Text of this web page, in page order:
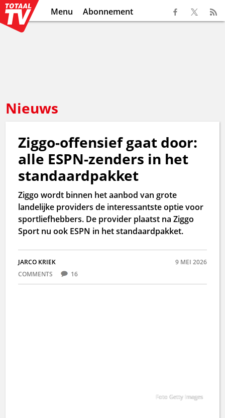
Menu Abonnement
Nieuws
Ziggo-offensief gaat door:
alle ESPN-zenders in het
standaardpakket
Ziggo wordt binnen het aanbod van grote
landelijke providers de interessantste optie voor
sportliefhebbers. De provider plaatst na Ziggo
Sport nu ook ESPN in het standaardpakket.
JARCO KRIEK
9 MEI 2026
COMMENTS
16
Foto Getty Images